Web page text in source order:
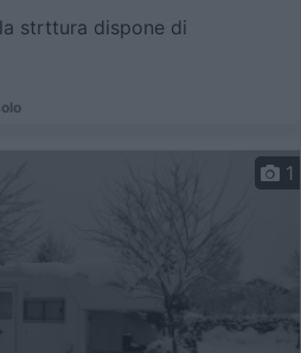
strttura dispone di
1